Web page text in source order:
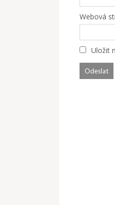
Webová
Uložit